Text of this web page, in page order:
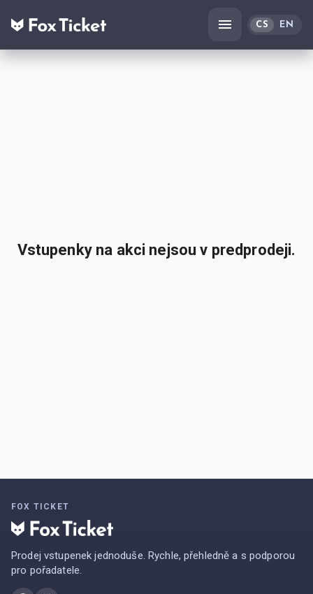
CS EN
Vstupenky na akci nejsou v predprodeji.
FOX TICKET
Prodej vstupenek jednoduše. Rychle, přehledně a s podporou
pro pořadatele.